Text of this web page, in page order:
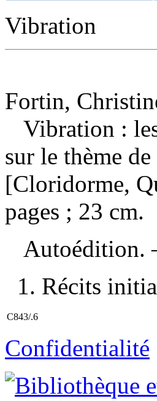
Vibration
Fortin,
Vibration :
sur le thème
[Cloridorme,
pages ; 23 cm.
1. Récits
C843/.6
Confidentialité